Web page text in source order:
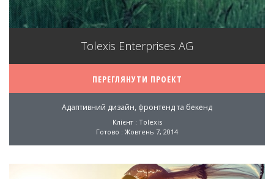
Tolexis Enterprises AG
ПЕРЕГЛЯНУТИ ПРОЕКТ
Адаптивний дизайн, фронтенд та бекенд
Клієнт : Tolexis
Готово : Жовтень 7, 2014